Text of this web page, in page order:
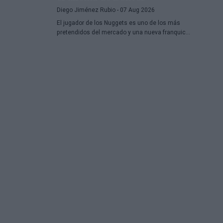
hora.
Diego Jiménez Rubio- 07 Aug 2026
El jugador de los Nuggets es uno de los más
pretendidos del mercado y una nueva franquicia